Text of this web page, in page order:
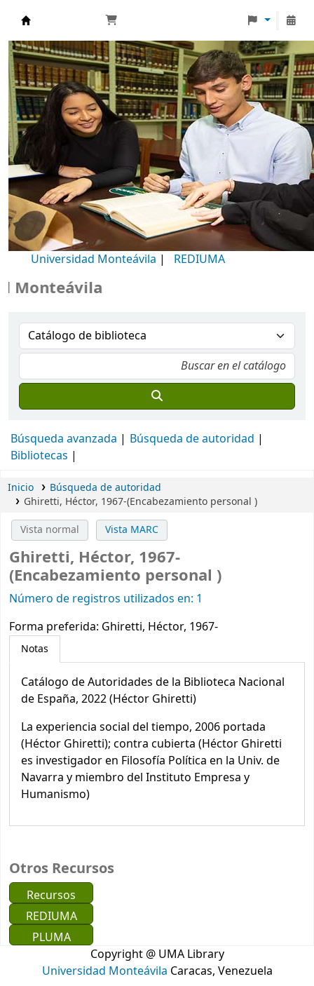
Biblioteca Universidad Monteávila
Universidad Monteávila | REDIUMA
Búsqueda avanzada
Búsqueda de autoridad
Bibliotecas
Inicio
Búsqueda de autoridad
Ghiretti, Héctor, 1967-(Encabezamiento personal )
Otros Recursos
Recursos
REDIUMA
PLUMA
Vista normal Vista MARC
Ghiretti, Héctor, 1967-
(Encabezamiento personal )
Número de registros utilizados en: 1
Forma preferida: Ghiretti, Héctor, 1967-
Notas
Catálogo de Autoridades de la Biblioteca Nacional
de España, 2022 (Héctor Ghiretti)
La experiencia social del tiempo, 2006 portada
(Héctor Ghiretti); contra cubierta (Héctor Ghiretti
es investigador en Filosofía Política en la Univ. de
Navarra y miembro del Instituto Empresa y
Humanismo)
Copyright @ UMA Library
Universidad Monteávila Caracas, Venezuela